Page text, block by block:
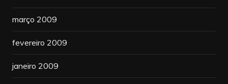
março 2009
fevereiro 2009
janeiro 2009